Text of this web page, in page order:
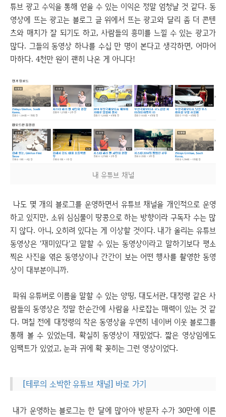
튜브 광고 수익을 통해 얻을 수 있는 이익은 정말 엄청날 것 같다. 동
영상에 뜨는 광고는 블로그 글 위에서 뜨는 광고와 달리 좀 더 콘텐
츠와 매치가 잘 되기도 하고, 사람들의 흥미를 느낄 수 있는 광고가
많다. 그들의 동영상 하나를 수십 만 명이 본다고 생각하면, 어마어
마하다. 4천만 원이 괜히 나온 게 아니다!
내 유튜브 채널
나도 몇 개의 블로그를 운영하면서 유튜브 채널을 개인적으로 운영
하고 있지만, 소위 심심풀이 땅콩으로 하는 방향이라 구독자 수는 많
지 않다. 아니, 오히려 있다는 게 이상할 것이다. 내가 올리는 유튜브
동영상은 '재미있다'고 말할 수 있는 동영상이라고 말하기보다 평소
찍은 사진을 엮은 동영상이나 간간이 보는 어떤 행사를 촬영한 동영
상이 대부분이니까.
파워 유튜버로 이름을 말할 수 있는 양띵, 대도서관, 대정령 같은 사
람들의 동영상은 정말 한순간에 사람을 사로잡는 매력이 있는 것 같
다. 며칠 전에 대정령의 작은 동영상을 우연히 네이버 이웃 블로그를
통해 볼 수 있었는데, 확실히 동영상이 재밌었다. 짧은 영상임에도
임팩트가 있었고, 눈과 귀에 확 꽂히는 그런 영상이었다.
[테루의 소박한 유튜브 채널] 바로 가기
내가 운영하는 블로그는 한 달에 많아야 방문자 수가 30만에 이른